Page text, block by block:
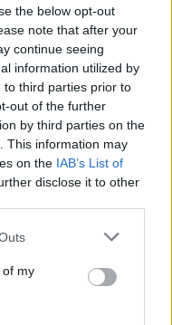
the below opt-out
note that after your
continue seeing
information utilized by
to third parties prior to
out of the further
by third parties on the
This information may
on the IAB’s List of
disclose it to other
of my